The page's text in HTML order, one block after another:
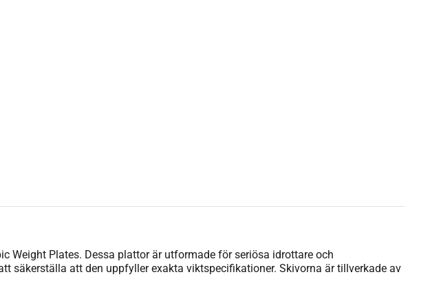
Weight Plates. Dessa plattor är utformade för seriösa idrottare och
säkerställa att den uppfyller exakta viktspecifikationer. Skivorna är tillverkade av